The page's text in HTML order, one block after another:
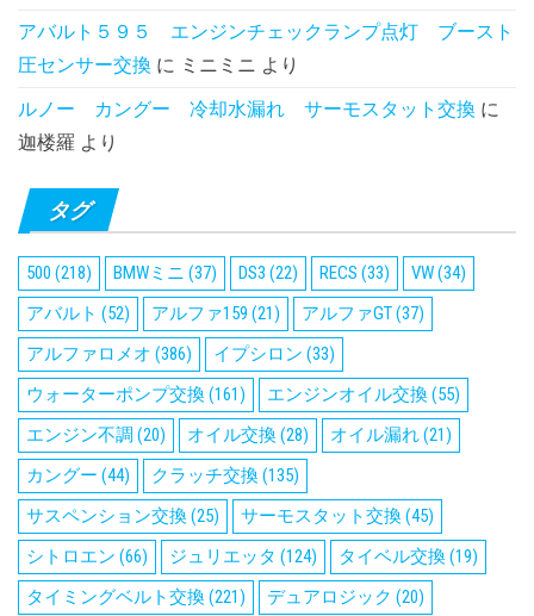
アバルト５９５ エンジンチェックランプ点灯 ブースト
圧センサー交換 に ミニミニ より
ルノー カングー 冷却水漏れ サーモスタット交換 に
迦楼羅 より
タグ
500 (218) BMWミニ (37) DS3 (22) RECS (33) VW(34)
アバルト (52) アルファ159 (21) アルファGT(37)
アルファロメオ (386) イプシロン (33)
ウォーターポンプ交換(161) エンジンオイル交換(55)
エンジン不調 (20) オイル交換(28) オイル漏れ(21)
カングー (44) クラッチ交換(135)
サスペンション交換(25) サーモスタット交換(45)
シトロエン (66) ジュリエッタ (124) タイベル交換(19)
タイミングベルト交換(221) デュアロジック (20)